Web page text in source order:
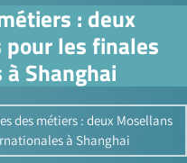
: deux
les finales
Shanghai
des métiers : deux Mosellans
à Shanghai